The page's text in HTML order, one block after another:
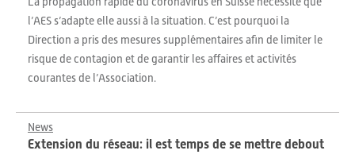
l’AES s’adapte elle aussi à la situation. C’est pourquoi la
Direction a pris des mesures supplémentaires afin de limiter le
risque de contagion et de garantir les affaires et activités
courantes de l’Association.
News
Extension du réseau: il est temps de se mettre debout